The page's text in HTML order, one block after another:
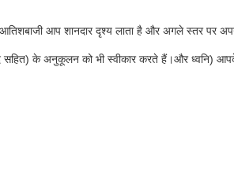
आतिशबाजी आप शानदार दृश्य लाता है और अगले स्तर पर
सहित) के अनुकूलन को भी स्वीकार करते हैं।और ध्वनि)